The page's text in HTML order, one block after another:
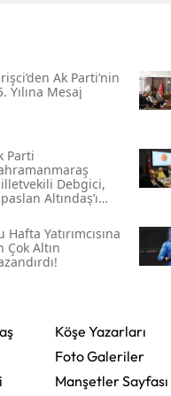
Ak Parti’nin
Yılına Mesaj
Parti
Debgici,
Altındaş’ı
Hafta Yatırımcısına
Çok Altın
Köşe Yazarları
Foto Galeriler
Manşetler Sayfası